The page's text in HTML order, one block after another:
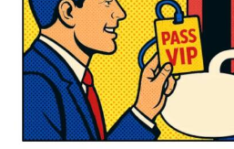
oo